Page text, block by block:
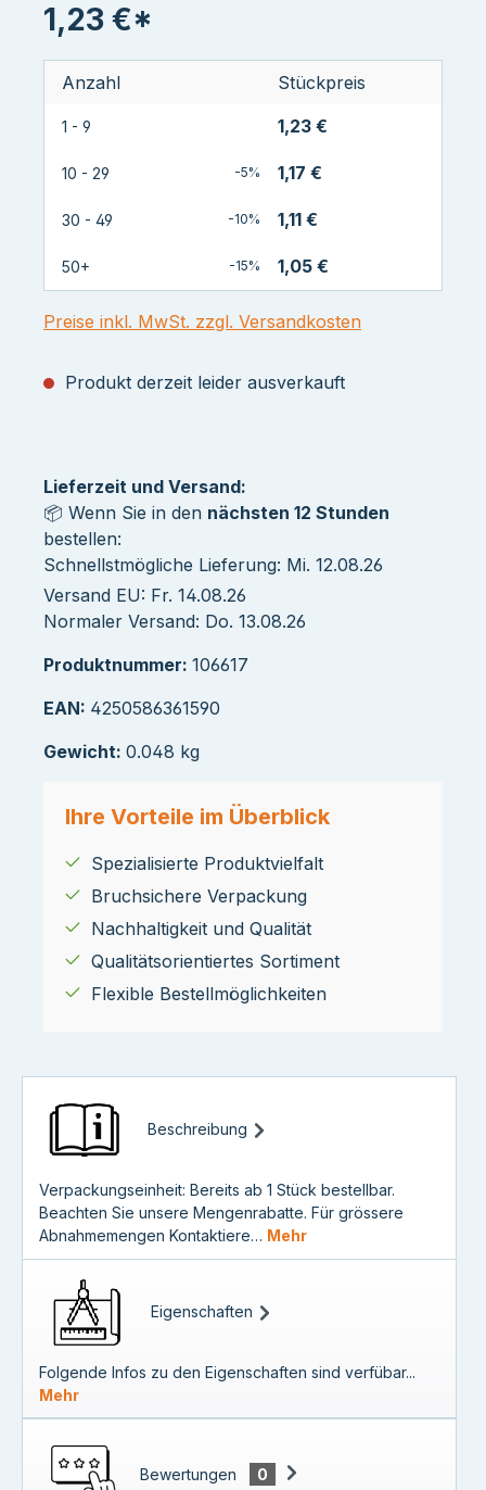
1,23 €*
Anzahl Stückpreis
1 - 9 1,23 €
10 - 29 -5% 1,17 €
30 - 49 -10% 1,11 €
50+ -15% 1,05 €
Preise inkl. MwSt. zzgl. Versandkosten
Produkt derzeit leider ausverkauft
Lieferzeit und Versand:
📦 Wenn Sie in den nächsten 12 Stunden
bestellen:
Schnellstmögliche Lieferung: Mi. 12.08.26
Versand EU: Fr. 14.08.26
Normaler Versand: Do. 13.08.26
Produktnummer: 106617
EAN: 4250586361590
Gewicht: 0.048 kg
Ihre Vorteile im Überblick
Spezialisierte Produktvielfalt
Bruchsichere Verpackung
Nachhaltigkeit und Qualität
Qualitätsorientiertes Sortiment
Flexible Bestellmöglichkeiten
Beschreibung
Verpackungseinheit: Bereits ab 1 Stück bestellbar.
Beachten Sie unsere Mengenrabatte. Für grössere
Abnahmemengen Kontaktiere… Mehr
Eigenschaften
Folgende Infos zu den Eigenschaften sind verfübar...
Mehr
Bewertungen 0